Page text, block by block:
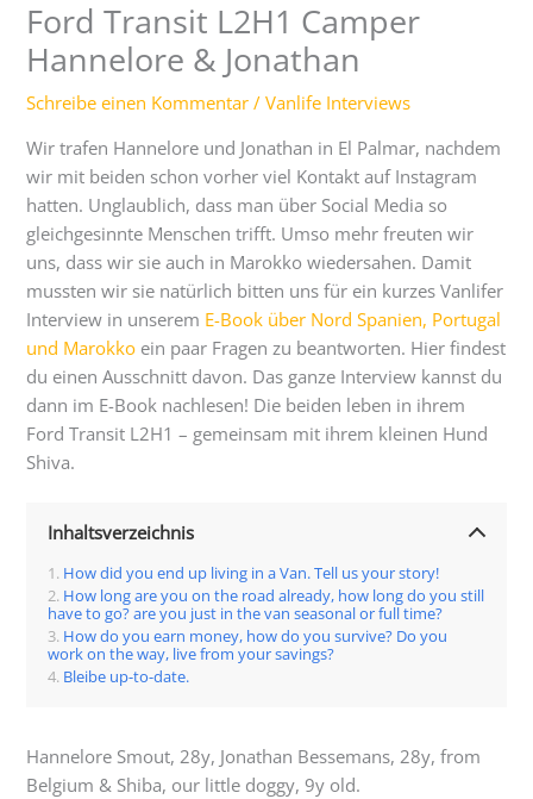
Ford Transit L2H1 Camper
Hannelore & Jonathan
Schreibe einen Kommentar /Vanlife Interviews
Wir trafen Hannelore und Jonathan in El Palmar, nachdem
wir mit beiden schon vorher viel Kontakt auf Instagram
hatten. Unglaublich, dass man über Social Media so
gleichgesinnte Menschen trifft. Umso mehr freuten wir
uns, dass wir sie auch in Marokko wiedersahen. Damit
mussten wir sie natürlich bitten uns für ein kurzes Vanlifer
Interview in unserem E-Book über Nord Spanien, Portugal
und Marokko ein paar Fragen zu beantworten. Hier findest
du einen Ausschnitt davon. Das ganze Interview kannst du
dann im E-Book nachlesen! Die beiden leben in ihrem
Ford Transit L2H1 – gemeinsam mit ihrem kleinen Hund
Shiva.
Inhaltsverzeichnis
How did you end up living in a Van. Tell us your story!
How long are you on the road already, how long do you still
have to go? are you just in the van seasonal or full time?
How do you earn money, how do you survive? Do you
work on the way, live from your savings?
Bleibe up-to-date.
Hannelore Smout, 28y, Jonathan Bessemans, 28y, from
Belgium & Shiba, our little doggy, 9y old.